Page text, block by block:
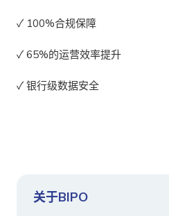
✓ 100%合规保障
✓ 65%的运营效率提升
✓ 银行级数据安全
关于BIPO